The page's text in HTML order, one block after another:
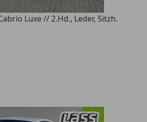
Luxe // 2.Hd., Leder, Sitzh.